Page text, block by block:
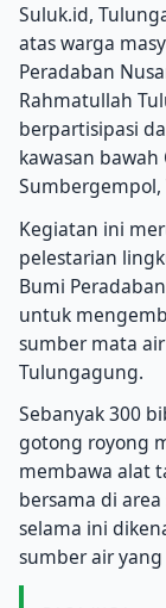
Suluk.id,
atas warga
Peradaban
Rahmatullah
berpartisipasi
kawasan bawah
Kegiatan ini
pelestarian
Bumi
untuk
sumber mata
Tulungagung.
Sebanyak 300
gotong royong
membawa alat
bersama di
selama ini
sumber air